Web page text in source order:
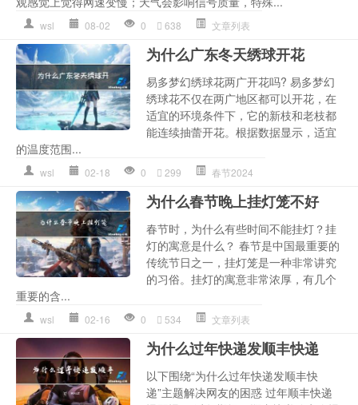
wsl 08-02 0 638 文章列表
为什么广东冬天绣球开花
易多梦幻绣球花两广开花吗? 易多梦幻
绣球花不仅在两广地区都可以开花，在
适宜的环境条件下，它的新枝和老枝都
能连续抽蕾开花。根据数据显示，适宜
的温度范围...
wsl 02-18 0 299 春节2024
为什么春节晚上挂灯笼不好
春节时，为什么有些时间不能挂灯？挂
灯的寓意是什么？ 春节是中国最重要的
传统节日之一，挂灯笼是一种非常讲究
的习俗。挂灯的寓意非常浓厚，有几个
重要的含...
wsl 02-16 0 534 文章列表
为什么过年快递发顺丰快递
以下围绕“为什么过年快递发顺丰快
递”主题解决网友的困惑 过年顺丰快递